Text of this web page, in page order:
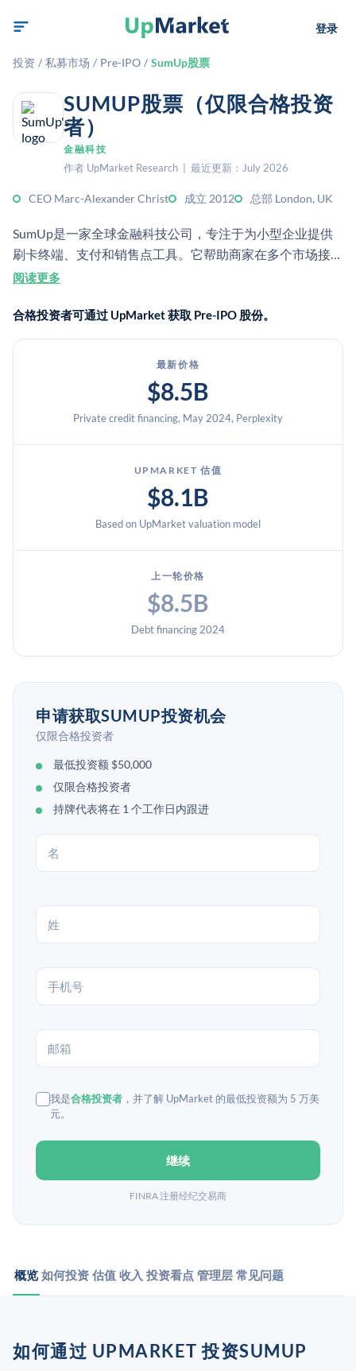
登录
投资 / 私募市场 / Pre-IPO / SumUp股票
SUMUP股票（仅限合格投资
者）
金融科技
作者 UpMarket Research | 最近更新：July 2026
CEO Marc-Alexander Christ 成立 2012 总部 London, UK
SumUp是一家全球金融科技公司，专注于为小型企业提供
刷卡终端、支付和销售点工具。它帮助商家在多个市场接受
信用卡支付并管理业务交易。
阅读更多
合格投资者可通过 UpMarket 获取 Pre-IPO 股份。
最新价格
$8.5B
Private credit financing, May 2024, Perplexity
UPMARKET 估值
$8.1B
Based on UpMarket valuation model
上一轮价格
$8.5B
Debt financing 2024
申请获取SUMUP投资机会
仅限合格投资者
最低投资额 $50,000
仅限合格投资者
持牌代表将在 1 个工作日内跟进
我是合格投资者 ，并了解 UpMarket 的最低投资额为 5 万美
元。
继续
FINRA 注册经纪交易商
概览 如何投资 估值 收入 投资看点 管理层 常见问题
如何通过 UPMARKET 投资SUMUP